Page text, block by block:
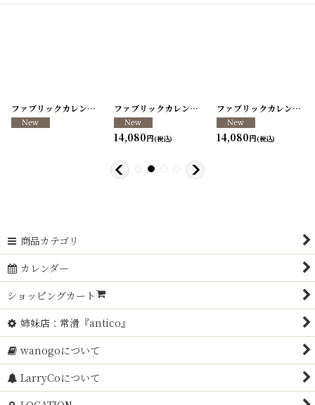
[260317-40 [260317-39 [260317-38
ファブリックカレンダー ・キッチンクロス リメイクパンツ/VINTAGE REMAKE PANTS ファブリックカレンダー ・キッチンクロス リメイクパンツ/VINTAGE REMAKE PANTS
14,080円(税込)
ファブリックカレンダー ・キッチンクロス リメイクパンツ/VINTAGE REMAKE PANTS
14,080円(税込)
商品カテゴリ
カレンダー
ショッピングカート
姉妹店：常滑『antico』
wanogoについて
LarryCoについて